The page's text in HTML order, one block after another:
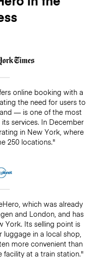
online booking with a
the need for users to
— is one of the most
services. In December
in New York, where
250 locations."
which was already
and London, and has
York. Its selling point is
luggage in a local shop,
more convenient than
at a train station."